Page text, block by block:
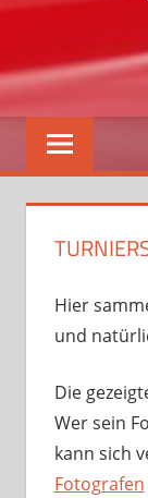
Hier
und
Die
Wer sein
kann sich
Fotografen